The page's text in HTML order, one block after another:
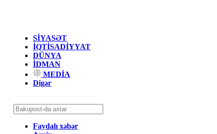
SİYASƏT
İQTİSADİYYAT
DÜNYA
İDMAN
MEDİA
Digər
Faydalı xəbər